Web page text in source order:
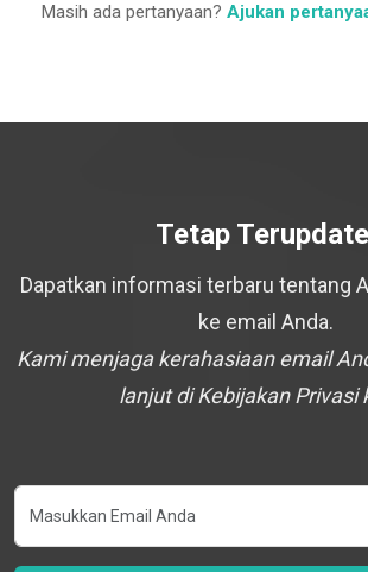
Masih ada pertanyaan? Ajukan
Tetap
Dapatkan informasi terbaru tentang
ke email Anda.
Kami menjaga kerahasiaan email
lanjut di Kebijakan Privasi